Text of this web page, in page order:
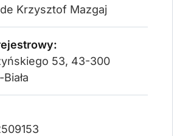
Krzysztof Mazgaj
53, 43-300